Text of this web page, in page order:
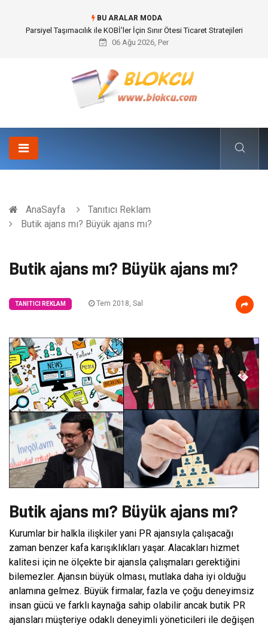
BU ARALAR MODA
Br544 ile Lastik ve Plastik Modifikasyonunda Yüksek Performans
06 Ağu 2026, Per
AnaSayfa
Tanıtıcı Reklam
Butik ajans mı? Büyük ajans mı?
Butik ajans mı? Büyük ajans mı?
TANITICI REKLAM Tem 2018, Sal
Butik ajans mı? Büyük ajans mı?
Kurumlar bir halkla ilişkiler yani PR ajansıyla çalışacağı
zaman benzer kafa karışıklıkları yaşar. Alacakları hizmet
kalitesi için ne ölçekte bir ajansla çalışmaları gerektiğini
bilemezler. Ajansın büyük olması, mutlaka daha iyi olduğu
anlamına gelmez. Büyük firmalar, fazla ve çoğu deneyimsiz
insan gücü ve farklı kaynağa sahip olabilir ancak butik PR
ajansları müşteriye odaklı deneyimli yöneticileri ile değişen